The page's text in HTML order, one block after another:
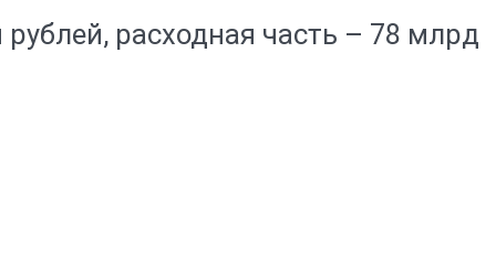
расходная часть – 78 млрд